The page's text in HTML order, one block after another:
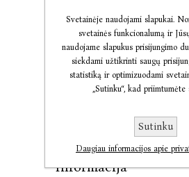
Informacija
Svetainėje naudojami slapukai.
svetainės funkcionalumą ir
naudojame slapukus prisijungimo
siekdami užtikrinti saugų
statistiką ir optimizuodami
„Sutinku“, kad priimtumėte
Sutinku
Daugiau informacijos apie